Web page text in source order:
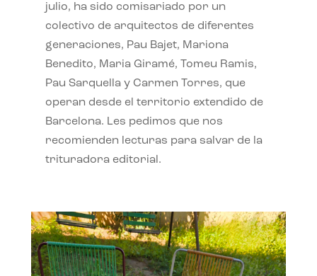
julio, ha sido comisariado por un
colectivo de arquitectos de diferentes
generaciones, Pau Bajet, Mariona
Benedito, Maria Giramé, Tomeu Ramis,
Pau Sarquella y Carmen Torres, que
operan desde el territorio extendido de
Barcelona. Les pedimos que nos
recomienden lecturas para salvar de la
trituradora editorial.